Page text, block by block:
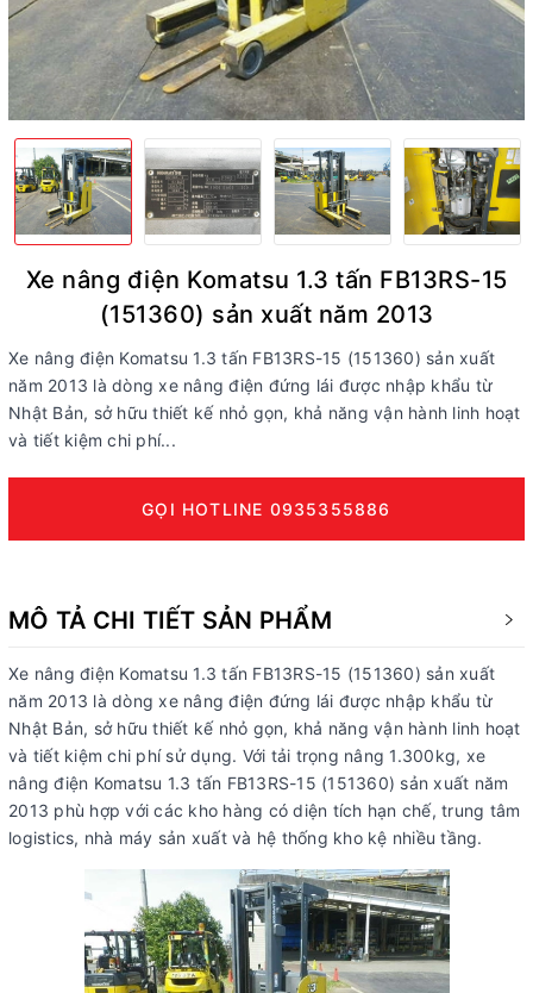
Xe nâng điện Komatsu 1.3 tấn FB13RS-15
(151360) sản xuất năm 2013
Xe nâng điện Komatsu 1.3 tấn FB13RS-15 (151360) sản xuất
năm 2013 là dòng xe nâng điện đứng lái được nhập khẩu từ
Nhật Bản, sở hữu thiết kế nhỏ gọn, khả năng vận hành linh hoạt
và tiết kiệm chi phí...
GỌI HOTLINE 0935355886
MÔ TẢ CHI TIẾT SẢN PHẨM
Xe nâng điện Komatsu 1.3 tấn FB13RS-15 (151360) sản xuất
năm 2013 là dòng xe nâng điện đứng lái được nhập khẩu từ
Nhật Bản, sở hữu thiết kế nhỏ gọn, khả năng vận hành linh hoạt
và tiết kiệm chi phí sử dụng. Với tải trọng nâng 1.300kg, xe
nâng điện Komatsu 1.3 tấn FB13RS-15 (151360) sản xuất năm
2013 phù hợp với các kho hàng có diện tích hạn chế, trung tâm
logistics, nhà máy sản xuất và hệ thống kho kệ nhiều tầng.